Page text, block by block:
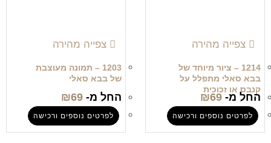
צפייה מהירה
1214 – ציור מיוחד של
בבא סאלי מתפלל על
קנבס או זכוכית
החל מ- ₪69
לפרטים נוספים ורכישה
צפייה מהירה
1203 – תמונה מעוצבת
של בבא סאלי
החל מ- ₪69
לפרטים נוספים ורכישה